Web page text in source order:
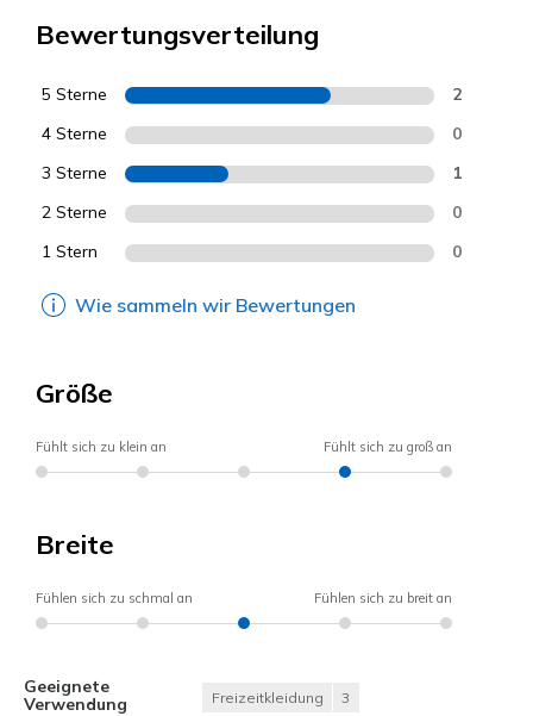
Bewertungsverteilung
5 Sterne 2
4 Sterne 0
3 Sterne 1
2 Sterne 0
1 Stern 0
Wie sammeln wir Bewertungen
Größe
Fühlt sich zu klein an Fühlt sich zu groß an
Breite
Fühlen sich zu schmal an Fühlen sich zu breit an
Geeignete
Verwendung
Freizeitkleidung 3